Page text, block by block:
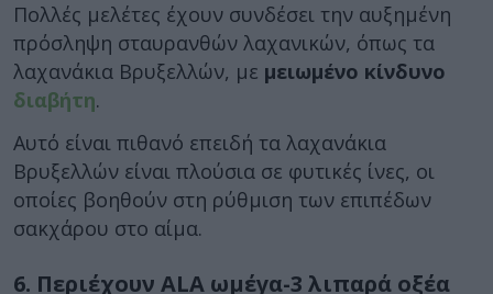
Πολλές μελέτες έχουν συνδέσει την αυξημένη
πρόσληψη σταυρανθών λαχανικών, όπως τα
λαχανάκια Βρυξελλών, με μειωμένο κίνδυνο
διαβήτη.
Αυτό είναι πιθανό επειδή τα λαχανάκια
Βρυξελλών είναι πλούσια σε φυτικές ίνες, οι
οποίες βοηθούν στη ρύθμιση των επιπέδων
σακχάρου στο αίμα.
6. Περιέχουν ALA ωμέγα-3 λιπαρά οξέα